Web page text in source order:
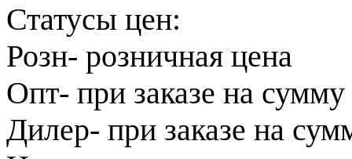
Статусы цен:
Розн- розничная цена
Опт- при заказе на
Дилер- при заказе на